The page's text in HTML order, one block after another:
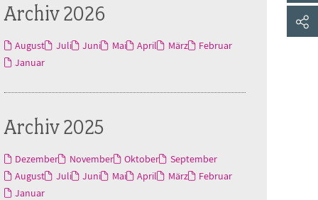
Archiv 2026
August Juli Juni Mai April März
Februar
Januar
Archiv 2025
Dezember November Oktober
September
August
Juli Juni Mai April März
Februar
Januar